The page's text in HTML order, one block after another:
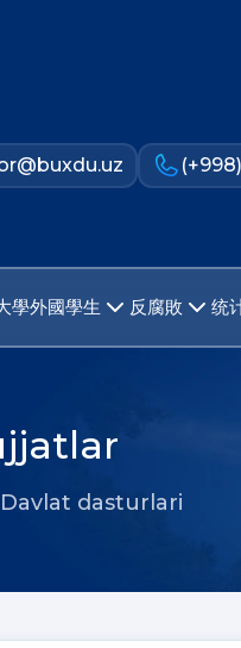
學外國學生 反腐敗 统
Davlat dasturlari